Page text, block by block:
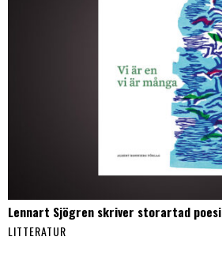
Lennart Sjögren skriver storartad poesi
LITTERATUR